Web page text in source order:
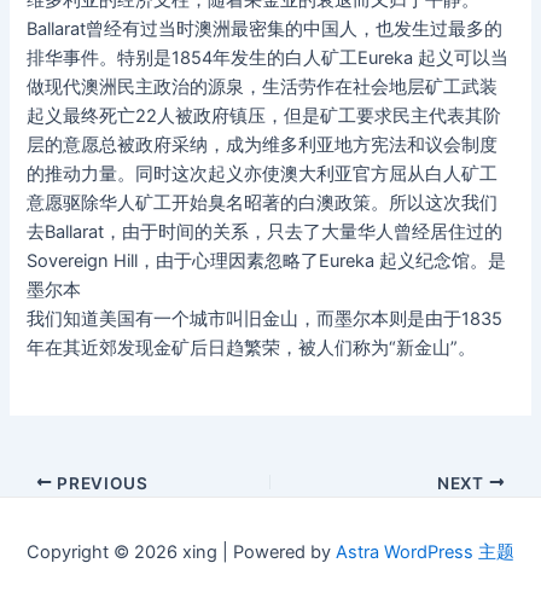
Ballarat曾经有过当时澳洲最密集的中国人，也发生过最多的
排华事件。特别是1854年发生的白人矿工Eureka 起义可以当
做现代澳洲民主政治的源泉，生活劳作在社会地层矿工武装
起义最终死亡22人被政府镇压，但是矿工要求民主代表其阶
层的意愿总被政府采纳，成为维多利亚地方宪法和议会制度
的推动力量。同时这次起义亦使澳大利亚官方屈从白人矿工
意愿驱除华人矿工开始臭名昭著的白澳政策。所以这次我们
去Ballarat，由于时间的关系，只去了大量华人曾经居住过的
Sovereign Hill，由于心理因素忽略了Eureka 起义纪念馆。是
墨尔本
我们知道美国有一个城市叫旧金山，而墨尔本则是由于1835
年在其近郊发现金矿后日趋繁荣，被人们称为“新金山”。
Post
PREVIOUS NEXT
Copyright © 2026 xing | Powered by Astra WordPress 主题